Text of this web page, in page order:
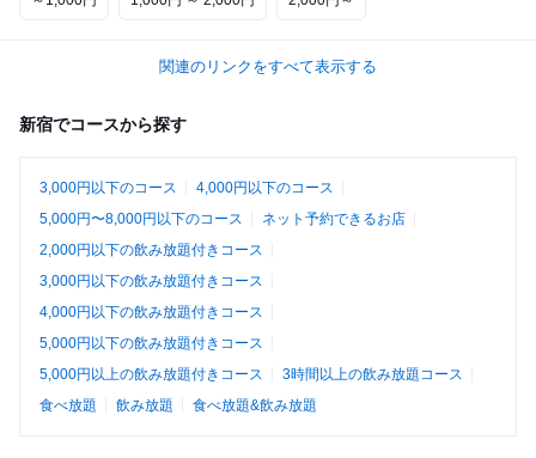
関連のリンクをすべて表示する
新宿でコースから探す
3,000円以下のコース
4,000円以下のコース
5,000円〜8,000円以下のコース
ネット予約できるお店
2,000円以下の飲み放題付きコース
3,000円以下の飲み放題付きコース
4,000円以下の飲み放題付きコース
5,000円以下の飲み放題付きコース
5,000円以上の飲み放題付きコース
3時間以上の飲み放題コース
食べ放題
飲み放題 食べ放題&飲み放題